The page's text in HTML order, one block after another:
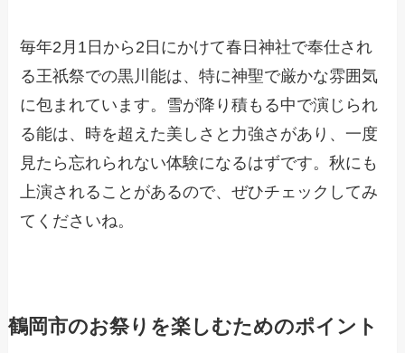
毎年2月1日から2日にかけて春日神社で奉仕され
る王祇祭での黒川能は、特に神聖で厳かな雰囲気
に包まれています。雪が降り積もる中で演じられ
る能は、時を超えた美しさと力強さがあり、一度
見たら忘れられない体験になるはずです。秋にも
上演されることがあるので、ぜひチェックしてみ
てくださいね。
鶴岡市のお祭りを楽しむためのポイント